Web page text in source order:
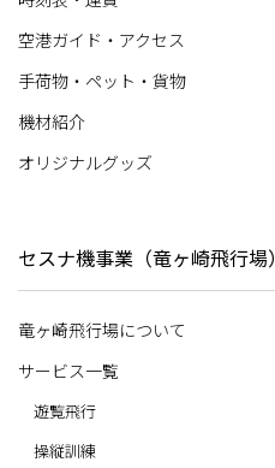
空港ガイド・アクセス
手荷物・ペット・貨物
機材紹介
オリジナルグッズ
セスナ機事業（竜ヶ崎飛行場）
竜ヶ崎飛行場について
サービス一覧
遊覧飛行
操縦訓練